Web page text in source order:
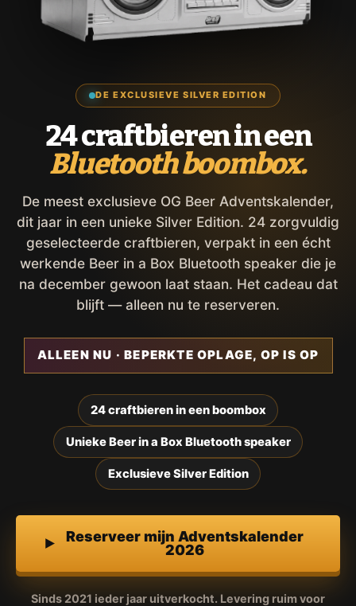
DE EXCLUSIEVE SILVER EDITION
24 craftbieren in een
Bluetooth boombox.
De meest exclusieve OG Beer Adventskalender,
dit jaar in een unieke Silver Edition. 24 zorgvuldig
geselecteerde craftbieren, verpakt in een écht
werkende Beer in a Box Bluetooth speaker die je
na december gewoon laat staan. Het cadeau dat
blijft — alleen nu te reserveren.
ALLEEN NU · BEPERKTE OPLAGE, OP IS OP
24 craftbieren in een boombox
Unieke Beer in a Box Bluetooth speaker
Exclusieve Silver Edition
Reserveer mijn Adventskalender
2026
Sinds 2021 ieder jaar uitverkocht. Levering ruim voor